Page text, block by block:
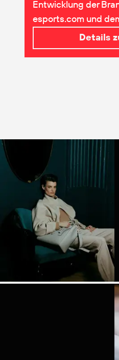
Entwicklung der
esports.com und
Details